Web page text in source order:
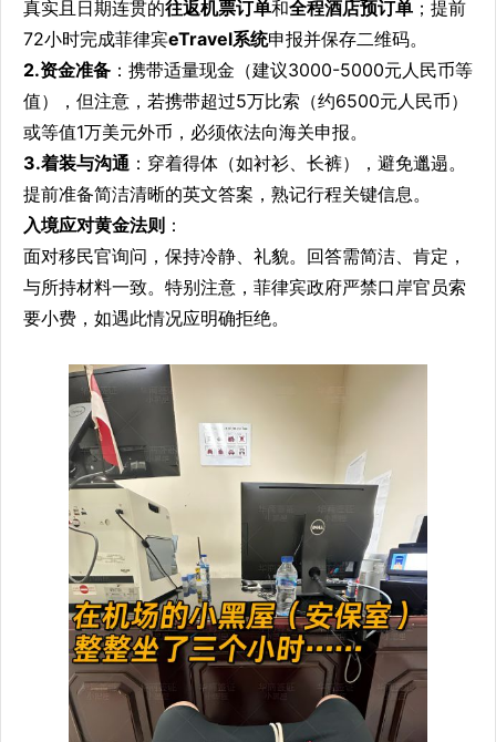
真实且日期连贯的往返机票订单和全程酒店预订单 ；提前
72小时完成菲律宾eTravel系统申报并保存二维码。
2.资金准备 ：携带适量现金（建议3000-5000元人民币等
值），但注意，若携带超过5万比索（约6500元人民币）
或等值1万美元外币，必须依法向海关申报。
3.着装与沟通 ：穿着得体（如衬衫、长裤），避免邋遢。
提前准备简洁清晰的英文答案，熟记行程关键信息。
入境应对黄金法则 ：
面对移民官询问，保持冷静、礼貌。回答需简洁、肯定，
与所持材料一致。特别注意，菲律宾政府严禁口岸官员索
要小费，如遇此情况应明确拒绝。